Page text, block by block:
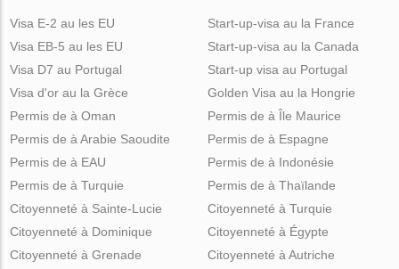
Visa E-2 au les EU
Visa EB-5 au les EU
Visa D7 au Portugal
Visa d'or au la Grèce
Start-up-visa au la France
Start-up-visa au la Canada
Start-up visa au Portugal
Golden Visa au la Hongrie
Permis de à Oman
Permis de à Arabie Saoudite
Permis de à EAU
Permis de à Turquie
Permis de à Île Maurice
Permis de à Espagne
Permis de à Indonésie
Permis de à Thaïlande
Citoyenneté à Sainte-Lucie
Citoyenneté à Dominique
Citoyenneté à Grenade
Citoyenneté à Turquie
Citoyenneté à Égypte
Citoyenneté à Autriche